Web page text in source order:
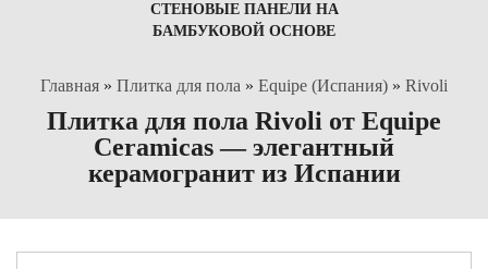
СТЕНОВЫЕ ПАНЕЛИ НА
БАМБУКОВОЙ ОСНОВЕ
Главная » Плитка для пола » Equipe (Испания) » Rivoli
Плитка для пола Rivoli от Equipe
Ceramicas — элегантный
керамогранит из Испании